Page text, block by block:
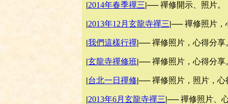
|2014年春季禪三|── 禪修開示、照片。
|2013年12月玄龍寺禪三|── 禪修照片，
|我們這樣行禪|── 禪修照片，心得分享
|玄龍寺禪修班|── 禪修照片，心得分享
|台北一日禪修|── 禪修照片，照片，心
|2013年6月玄龍寺禪三|── 禪修照片、